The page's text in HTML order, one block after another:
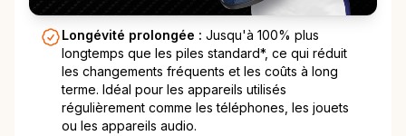
Longévité prolongée : Jusqu'à 100% plus
longtemps que les piles standard*, ce qui réduit
les changements fréquents et les coûts à long
terme. Idéal pour les appareils utilisés
régulièrement comme les téléphones, les jouets
ou les appareils audio.